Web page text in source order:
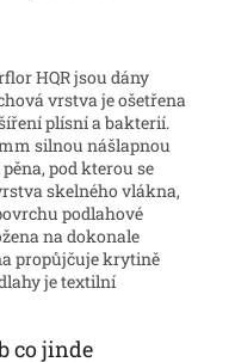
HQR jsou dány
vrstva je ošetřena
plísní a bakterií.
silnou nášlapnou
pod kterou se
skelného vlákna,
podlahové
na dokonale
propůjčuje krytině
je textilní
co jinde